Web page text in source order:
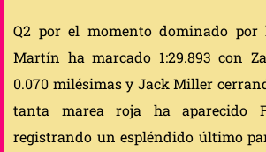
Q2 por el momento dominado por
Martín ha marcado 1:29.893 con
0.070 milésimas y Jack Miller
tanta marea roja ha aparecido
registrando un espléndido último